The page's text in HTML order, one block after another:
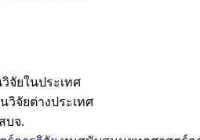
จัยในประเทศ
วิจัยต่างประเทศ
บจ.